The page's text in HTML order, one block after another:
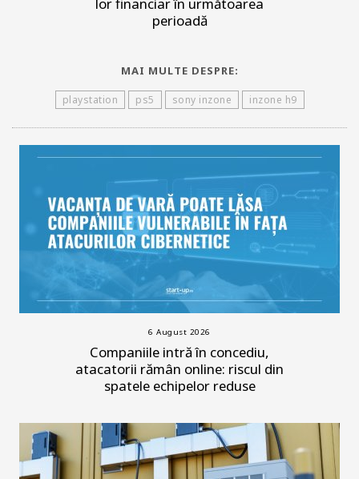
perioadă
MAI MULTE DESPRE:
playstation ps5 sony inzone inzone h9
6 August 2026
Companiile intră în concediu,
atacatorii rămân online: riscul din
spatele echipelor reduse